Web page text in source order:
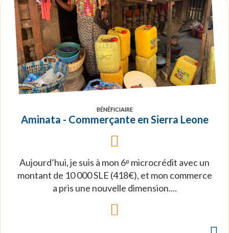
BÉNÉFICIAIRE
Aminata - Commerçante en Sierra Leone
Aujourd’hui, je suis à mon 6ᵉ microcrédit avec un
montant de 10 000 SLE (418€), et mon commerce
a pris une nouvelle dimension....